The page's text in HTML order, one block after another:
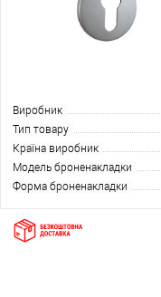
Виробник
Тип товару
Країна виробник
Модель броненакладки
Форма броненакладки